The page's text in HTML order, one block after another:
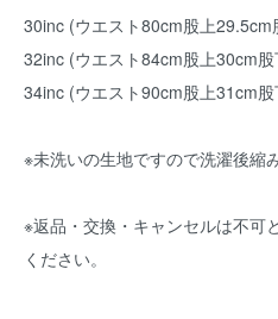
30inc (ウエスト80cm股上
32inc (ウエスト84cm股上30cm
34inc (ウエスト90cm股上31cm
※未洗いの生地ですので洗濯後縮
※返品・交換・キャンセルは不可
ください。